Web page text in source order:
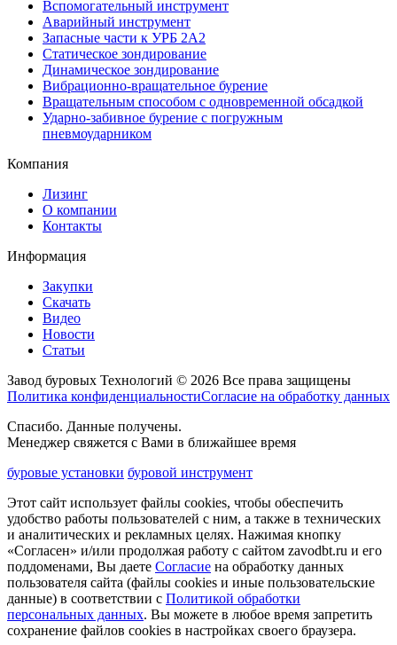
Вспомогательный инструмент
Аварийный инструмент
Запасные части к УРБ 2А2
Статическое зондирование
Динамическое зондирование
Вибрационно-вращательное бурение
Вращательным способом с одновременной обсадкой
Ударно-забивное бурение с погружным
пневмоударником
Компания
Лизинг
О компании
Контакты
Информация
Закупки
Скачать
Видео
Новости
Статьи
Завод буровых Технологий © 2026 Все права защищены
Политика конфиденциальностиСогласие на обработку данных
Спасибо. Данные получены.
Менеджер свяжется с Вами в ближайшее время
буровые установки буровой инструмент
Этот сайт использует файлы cookies, чтобы обеспечить
удобство работы пользователей с ним, а также в технических
и аналитических и рекламных целях. Нажимая кнопку
«Согласен» и/или продолжая работу с сайтом zavodbt.ru и его
поддоменами, Вы даете Согласие на обработку данных
пользователя сайта (файлы cookies и иные пользовательские
данные) в соответствии с Политикой обработки
персональных данных. Вы можете в любое время запретить
сохранение файлов cookies в настройках своего браузера.